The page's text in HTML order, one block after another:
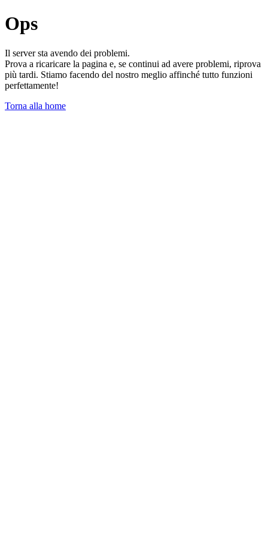
Ops
Il server sta avendo dei problemi.
Prova a ricaricare la pagina e, se continui ad avere problemi, riprova
più tardi. Stiamo facendo del nostro meglio affinché tutto funzioni
perfettamente!
Torna alla home